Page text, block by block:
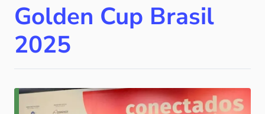
Notícias
Golden Cup Brasil
2025